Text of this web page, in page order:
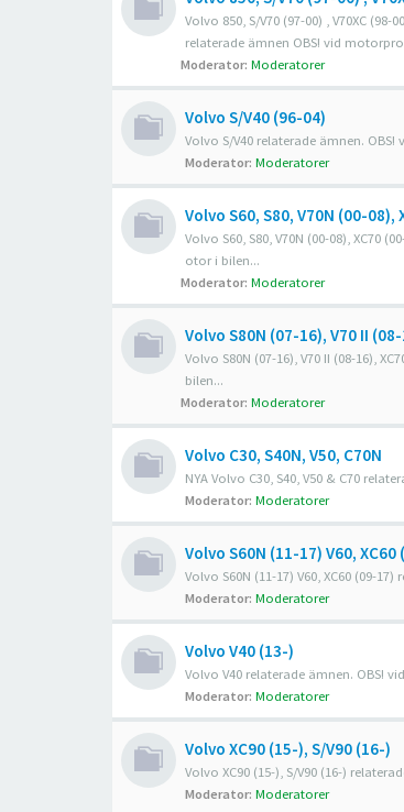
Volvo 850, S/V70 (97-00) , V70XC (98-
relaterade ämnen OBS! vid
Moderator: Moderatorer
Volvo S/V40 (96-04)
Volvo S/V40 relaterade ämnen.
Moderator: Moderatorer
Volvo S60, S80, V70N (00-08),
Volvo S60, S80, V70N (00-08), XC70
otor i bilen...
Moderator: Moderatorer
Volvo S80N (07-16), V70 II
Volvo S80N (07-16), V70 II (08-16),
bilen...
Moderator: Moderatorer
Volvo C30, S40N, V50, C70N
NYA Volvo C30, S40, V50 & C70
Moderator: Moderatorer
Volvo S60N (11-17) V60, XC60
Volvo S60N (11-17) V60, XC60 (09-
Moderator: Moderatorer
Volvo V40 (13-)
Volvo V40 relaterade ämnen. OBS!
Moderator: Moderatorer
Volvo XC90 (15-), S/V90 (16-)
Volvo XC90 (15-), S/V90 (16-)
Moderator: Moderatorer